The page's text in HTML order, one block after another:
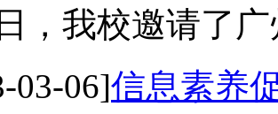
，我校邀请了
03-06]信息素养